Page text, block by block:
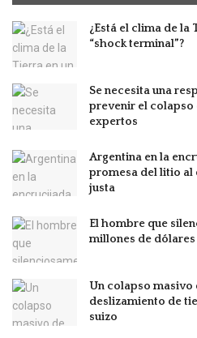
¿Está el clima de la
“shock terminal”?
Se necesita una
prevenir el
expertos
Argentina en la
promesa del litio al
justa
El hombre que
millones de
Un colapso masivo
deslizamiento de
suizo